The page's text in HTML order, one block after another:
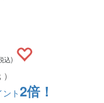
込)
ント2倍！